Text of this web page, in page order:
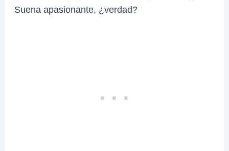
Suena apasionante, ¿verdad?